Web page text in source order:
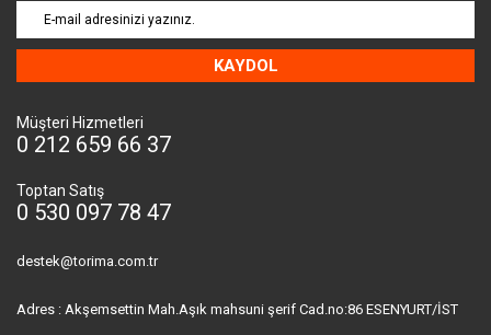
KAYDOL
Müşteri Hizmetleri
0 212 659 66 37
Toptan Satış
0 530 097 78 47
destek@torima.com.tr
Adres : Akşemsettin Mah.Aşık mahsuni şerif Cad.no:86 ESENYURT/İST